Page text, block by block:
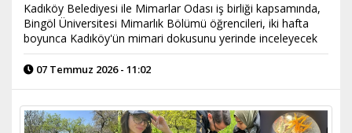
Kadıköy Belediyesi ile Mimarlar Odası iş birliği kapsamında,
Bingöl Üniversitesi Mimarlık Bölümü öğrencileri, iki hafta
boyunca Kadıköy'ün mimari dokusunu yerinde inceleyecek
07 Temmuz 2026 - 11:02